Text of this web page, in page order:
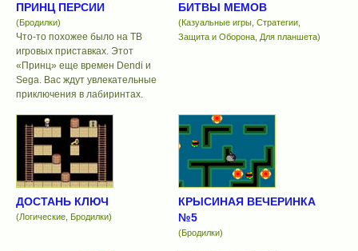
ПРИНЦ ПЕРСИИ
(Бродилки)
Что-то похожее было на ТВ
игровых приставках. Этот
«Принц» еще времен Dendi и
Sega. Вас ждут увлекательные
приключения в лабиринтах.
БИТВЫ МЕМОВ
(Казуальные игры, Стратегии,
Защита и Оборона, Для планшета)
ДОСТАНЬ КЛЮЧ
(Логические, Бродилки)
КРЫСИНАЯ ВЕЧЕРИНКА
№5
(Бродилки)